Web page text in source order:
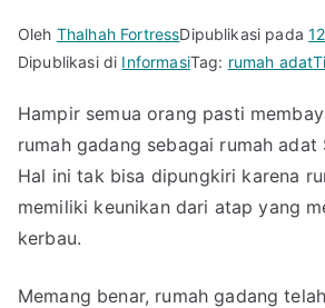
Oleh Thalhah FortressDipublikasi pada
Dipublikasi di InformasiTag: rumah adat
Hampir semua orang pasti
rumah gadang sebagai rumah adat
Hal ini tak bisa dipungkiri karena
memiliki keunikan dari atap yang
kerbau.
Memang benar, rumah gadang